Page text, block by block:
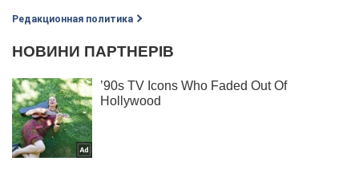
Редакционная политика